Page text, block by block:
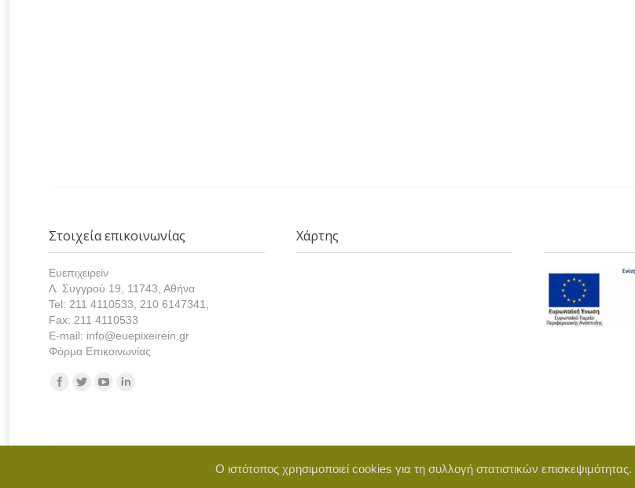
Στοιχεία επικοινωνίας
Ευεπιχειρείν
Λ. Συγγρού 19, 11743, Αθήνα
Tel: 211 4110533, 210 6147341,
Fax: 211 4110533
E-mail: info@euepixeirein.gr
Φόρμα Επικοινωνίας
Find us on:
Χάρτης
Copyright © 2021 euepixeirein.gr | Developed by BigWebTheory
Ο ιστότοπος χρησιμοποιεί cookies για τη συλλογή στατιστικών επισκεψιμότητας.